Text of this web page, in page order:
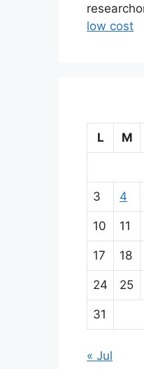
low cost
L
M
3 4
10 11
17 18
24 25
31
« Jul